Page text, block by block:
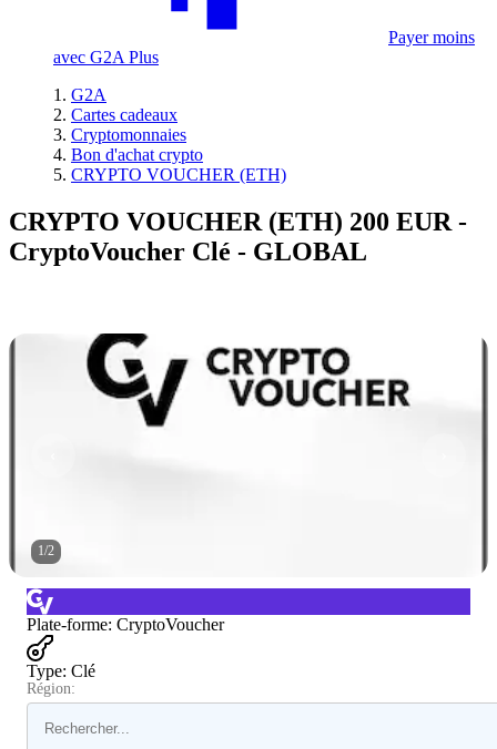
Payer moins
avec G2A Plus
G2A
Cartes cadeaux
Cryptomonnaies
Bon d'achat crypto
CRYPTO VOUCHER (ETH)
CRYPTO VOUCHER (ETH) 200 EUR -
CryptoVoucher Clé - GLOBAL
1/2
Plate-forme: CryptoVoucher
Type: Clé
Région: